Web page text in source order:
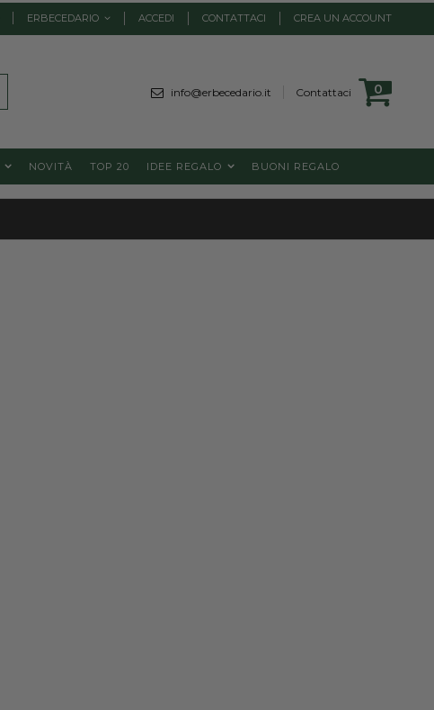
ERBECEDARIO ACCEDI CONTATTACI CREA UN ACCOUNT
Cart
0
info@erbecedario.it Contattaci
NOVITÀ TOP 20 IDEE REGALO BUONI REGALO